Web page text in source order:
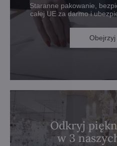
Staranne pakowanie,
całej UE za darmo i
Obejrzyj
Odkryj
w 3